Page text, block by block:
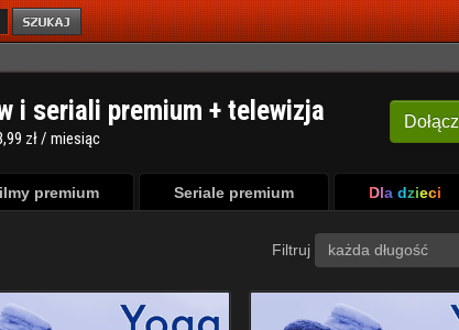
Dołącz
i seriali premium + telewizja
zł / miesiąc
premium Seriale premium Dla dzieci
Filtruj każda długość